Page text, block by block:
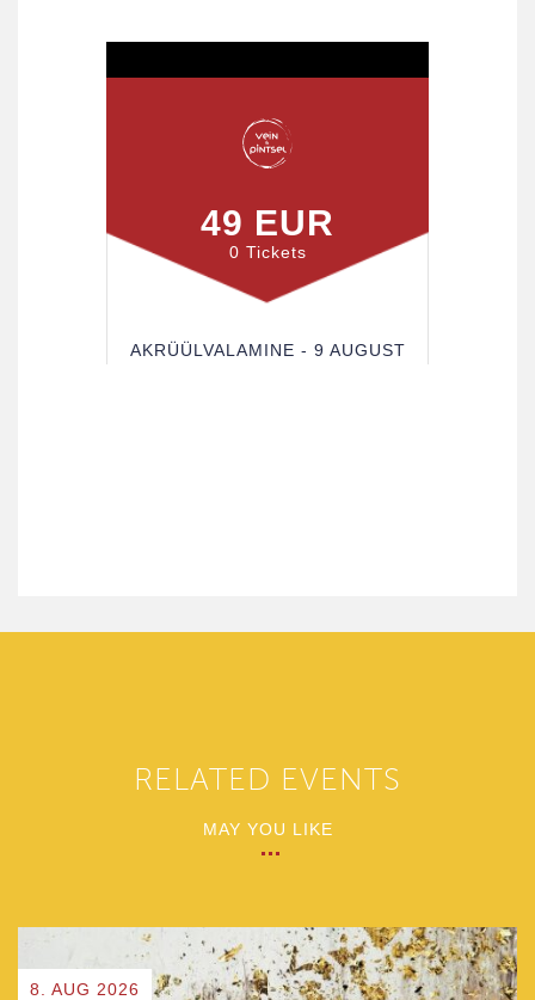
49 EUR
0 Tickets
AKRÜÜLVALAMINE - 9 AUGUST
RELATED EVENTS
MAY YOU LIKE
8. AUG 2026